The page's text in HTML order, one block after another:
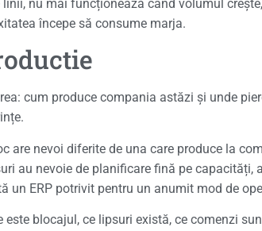
nu mai funcționează când volumul
începe să consume marja.
cum produce compania astăzi și unde
are nevoi diferite de una care produce la
au nevoie de planificare fină pe capacități,
un ERP potrivit pentru un anumit mod de
blocajul, ce lipsuri există, ce comenzi